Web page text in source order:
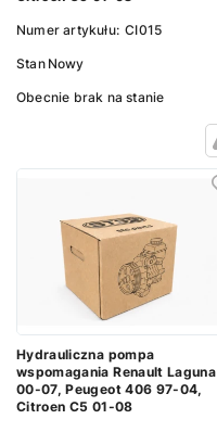
Numer artykułu: CI015
Stan Nowy
Obecnie brak na stanie
Hydrauliczna pompa
wspomagania Renault Laguna
00-07, Peugeot 406 97-04,
Citroen C5 01-08